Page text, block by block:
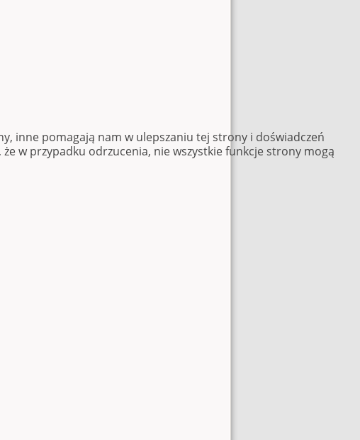
inne pomagają nam w ulepszaniu tej strony i doświadczeń
w przypadku odrzucenia, nie wszystkie funkcje strony mogą